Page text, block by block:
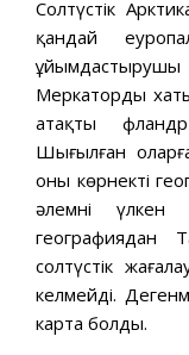
Солтүстік
қандай
Меркатордың
атақты
Шығылған
оның көрнекті
әлемнің
географиядан
солтүстік
келмейді.
карта болды.